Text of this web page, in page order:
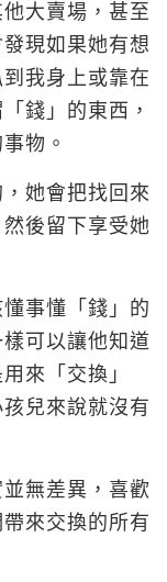
大賣場，甚至
現如果她有想
我身上或靠在
錢」的東西，
物。
她會把找回來
後留下享受她
事懂「錢」的
可以讓他知道
來「交換」
兒來說就沒有
無差異，喜歡
來交換的所有